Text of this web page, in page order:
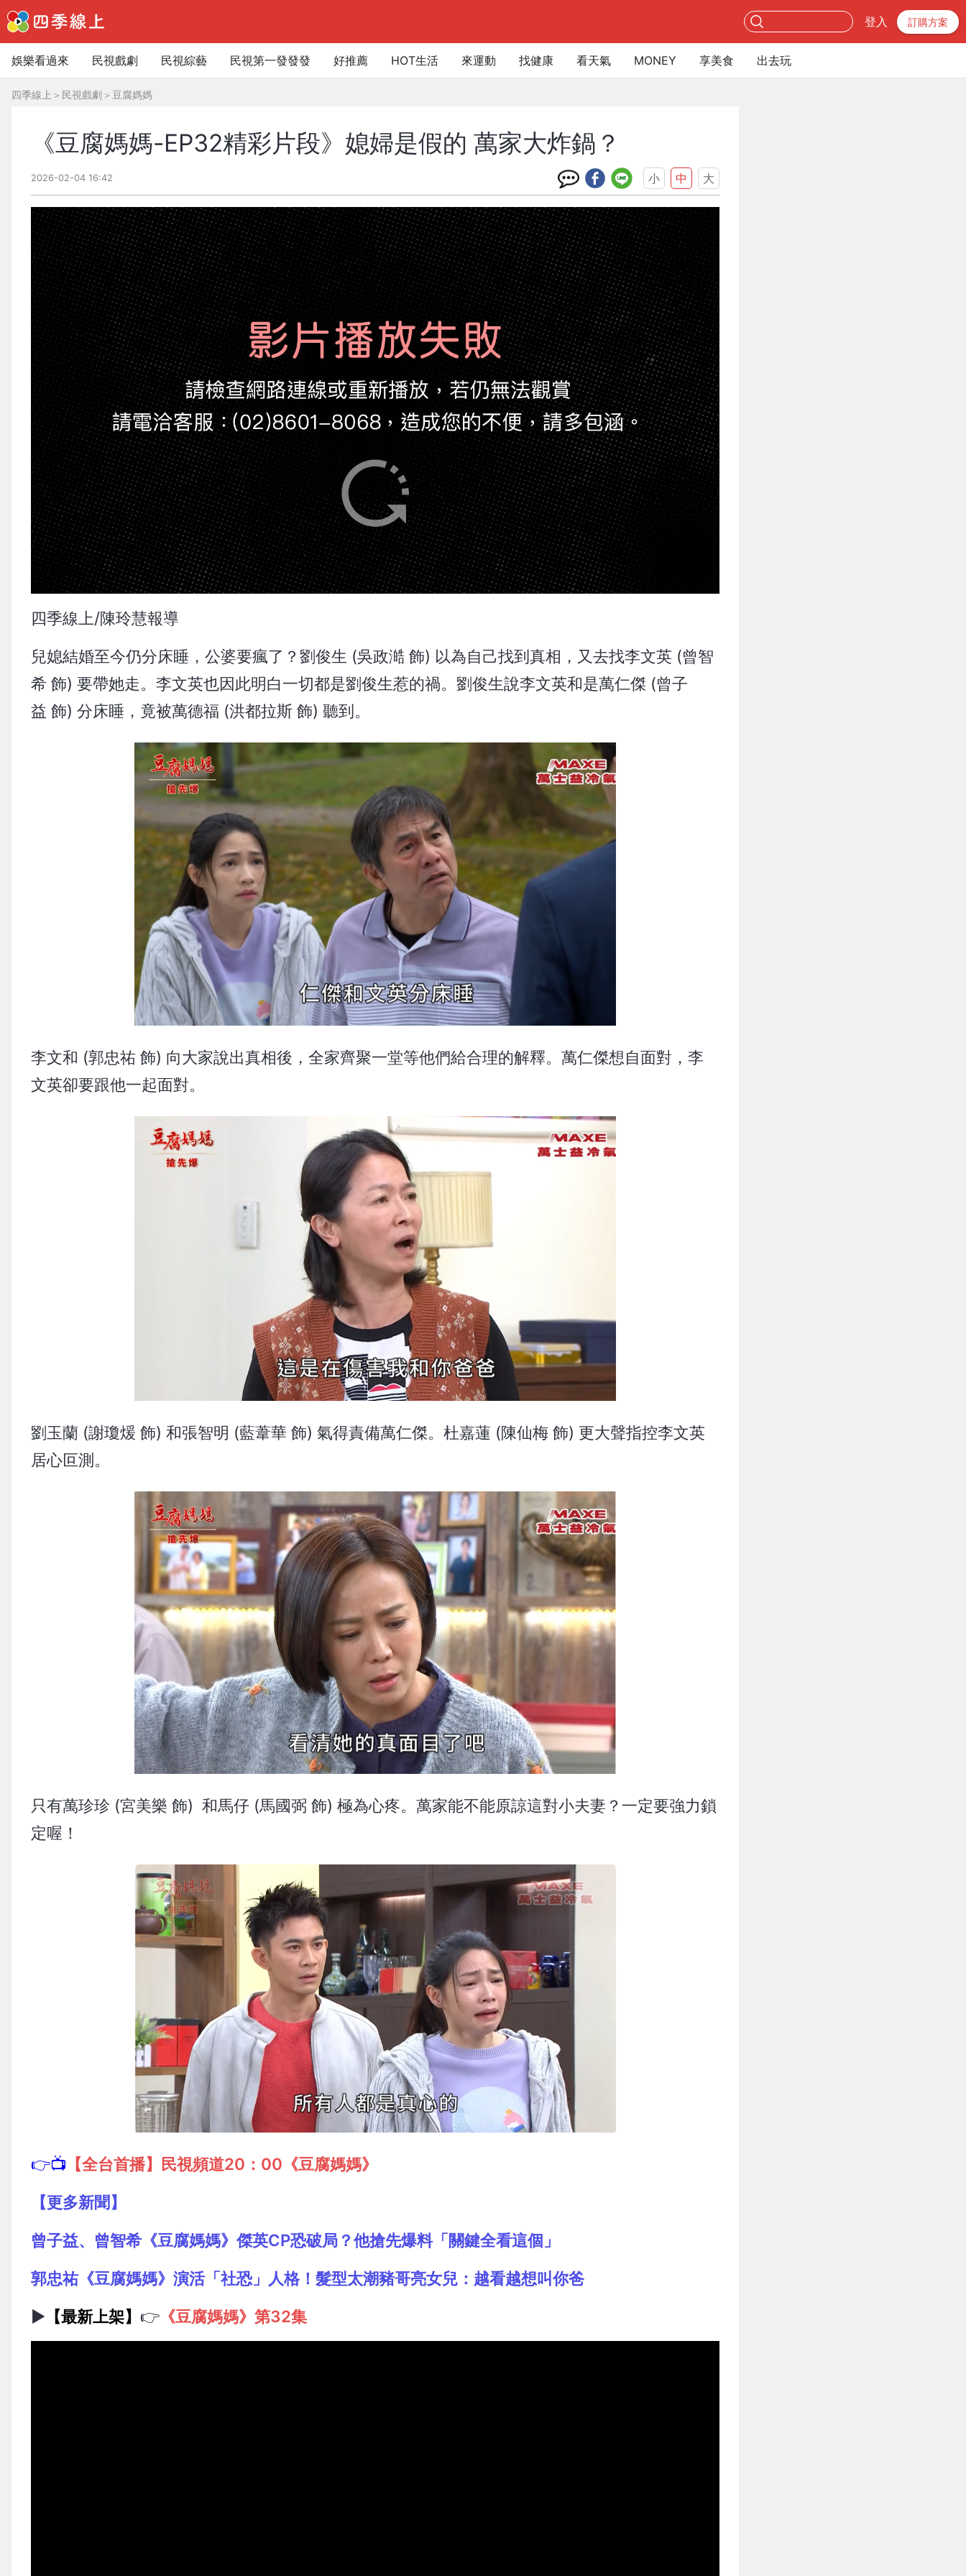
登入 訂購方案
娛樂看過來 民視戲劇 民視綜藝 民視第一發發發 好推薦 HOT生活 來運動 找健康 看天氣 MONEY 享美食 出去玩
四季線上 ＞ 民視戲劇 ＞ 豆腐媽媽
《豆腐媽媽-EP32精彩片段》媳婦是假的 萬家大炸鍋？
2026-02-04 16:42 小 中 大
四季線上/陳玲慧報導
兒媳結婚至今仍分床睡，公婆要瘋了？劉俊生 (吳政澔 飾) 以為自己找到真相，又去找李文英 (曾智
希 飾) 要帶她走。李文英也因此明白一切都是劉俊生惹的禍。劉俊生說李文英和是萬仁傑 (曾子
益 飾) 分床睡，竟被萬德福 (洪都拉斯 飾) 聽到。
李文和 (郭忠祐 飾) 向大家說出真相後，全家齊聚一堂等他們給合理的解釋。萬仁傑想自面對，李
文英卻要跟他一起面對。
劉玉蘭 (謝瓊煖 飾) 和張智明 (藍葦華 飾) 氣得責備萬仁傑。杜嘉蓮 (陳仙梅 飾) 更大聲指控李文英
居心叵測。
只有萬珍珍 (宮美樂 飾) 和馬仔 (馬國弼 飾) 極為心疼。萬家能不能原諒這對小夫妻？一定要強力鎖
定喔！
👉📺 【全台首播】民視頻道20：00《豆腐媽媽》
【更多新聞】
曾子益、曾智希《豆腐媽媽》傑英CP恐破局？他搶先爆料「關鍵全看這個」
郭忠祐《豆腐媽媽》演活「社恐」人格！髮型太潮豬哥亮女兒：越看越想叫你爸
▶️ 【最新上架】 👉 《豆腐媽媽》第32集